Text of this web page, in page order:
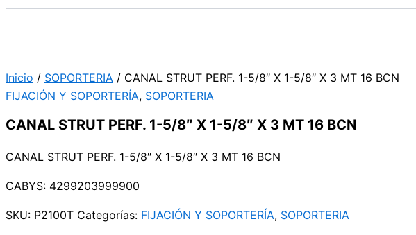
Inicio / SOPORTERIA / CANAL STRUT PERF. 1-5/8″ X 1-5/8″ X 3 MT 16 BCN
FIJACIÓN Y SOPORTERÍA, SOPORTERIA
CANAL STRUT PERF. 1-5/8″ X 1-5/8″ X 3 MT 16 BCN
CANAL STRUT PERF. 1-5/8″ X 1-5/8″ X 3 MT 16 BCN
CABYS: 4299203999900
SKU: P2100T Categorías: FIJACIÓN Y SOPORTERÍA, SOPORTERIA